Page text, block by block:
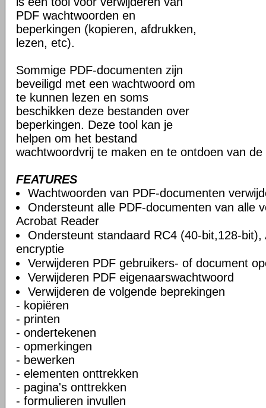
PDF wachtwoorden en
beperkingen (kopieren, afdrukken,
lezen, etc).
Sommige PDF-documenten zijn
beveiligd met een wachtwoord om
te kunnen lezen en soms
beschikken deze bestanden over
beperkingen. Deze tool kan je
helpen om het bestand
wachtwoordvrij te maken en te ontdoen van de
FEATURES
Wachtwoorden van PDF-documenten
Ondersteunt alle PDF-documenten van alle
Acrobat Reader
Ondersteunt standaard RC4 (40-bit,128-
encryptie
Verwijderen PDF gebruikers- of document
Verwijderen PDF eigenaarswachtwoord
Verwijderen de volgende beprekingen
- kopiëren
- printen
- ondertekenen
- opmerkingen
- bewerken
- elementen onttrekken
- pagina's onttrekken
- formulieren invullen